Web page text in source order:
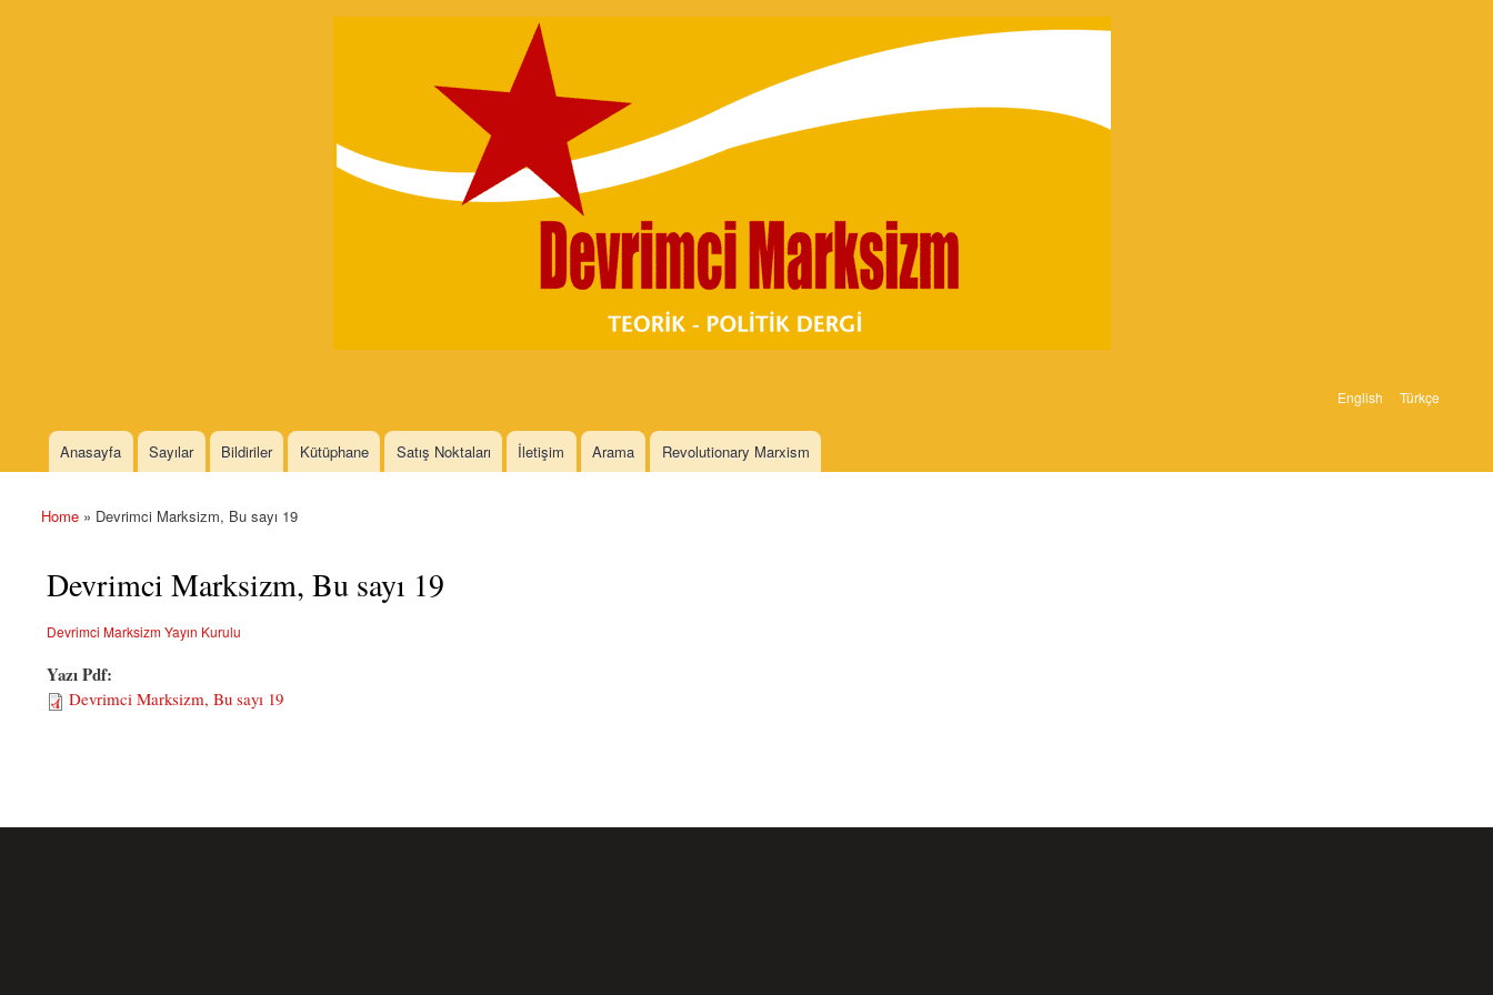
Skip to
English Türkçe
Main menu
Anasayfa Sayılar Bildiriler Kütüphane Satış Noktaları İletişim Arama Revolutionary Marxism
You are here
Home » Devrimci Marksizm, Bu sayı 19
Devrimci Marksizm, Bu sayı 19
Devrimci Marksizm Yayın Kurulu
Yazı Pdf:
Devrimci Marksizm, Bu sayı 19